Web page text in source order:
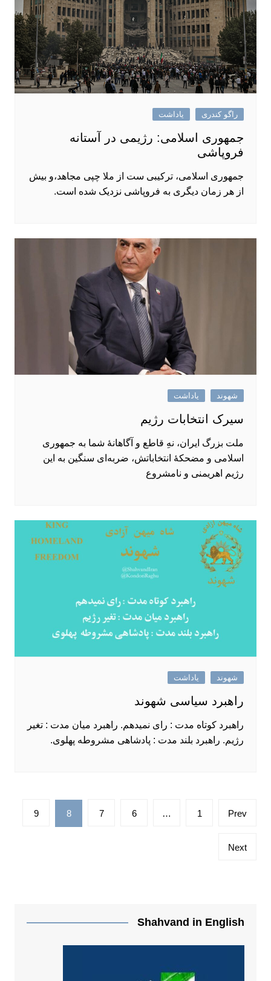
راگو کندری یاداشت
جمهوری اسلامی: رژیمی در آستانه
فروپاشی
جمهوری اسلامی، ترکیبی ست از ملا چپی مجاهد،و بیش
از هر زمان دیگری به فروپاشی نزدیک شده است.
شهوند یاداشت
سیرک انتخابات رژیم
ملت بزرگ ایران، نهِ قاطع و آگاهانهٔ شما به جمهوری
اسلامی و مضحکهٔ انتخاباتش، ضربه‌ای سنگین به این
رژیم اهریمنی و نامشروع
شهوند یاداشت
راهبرد سیاسی شهوند
راهبرد کوتاه مدت : رای نمیدهم. راهبرد میان مدت : تغیر
رژیم. راهبرد بلند مدت : پادشاهی مشروطه پهلوی.
صفحه‌بندی
Prev
1
…
6
7
8
9
Next
Shahvand in English